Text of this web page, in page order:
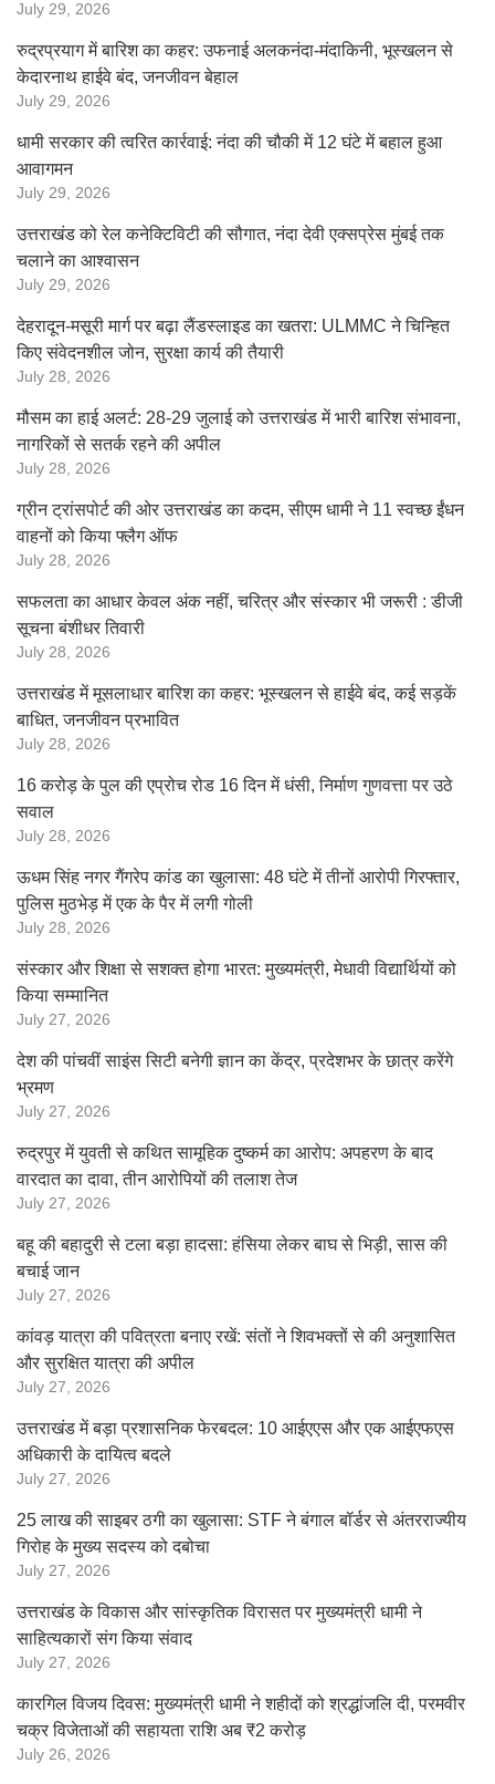
July 29, 2026
रुद्रप्रयाग में बारिश का कहर: उफनाई अलकनंदा-मंदाकिनी, भूस्खलन से
केदारनाथ हाईवे बंद, जनजीवन बेहाल
July 29, 2026
धामी सरकार की त्वरित कार्रवाई: नंदा की चौकी में 12 घंटे में बहाल हुआ
आवागमन
July 29, 2026
उत्तराखंड को रेल कनेक्टिविटी की सौगात, नंदा देवी एक्सप्रेस मुंबई तक
चलाने का आश्वासन
July 29, 2026
देहरादून-मसूरी मार्ग पर बढ़ा लैंडस्लाइड का खतरा: ULMMC ने चिन्हित
किए संवेदनशील जोन, सुरक्षा कार्य की तैयारी
July 28, 2026
मौसम का हाई अलर्ट: 28-29 जुलाई को उत्तराखंड में भारी बारिश संभावना,
नागरिकों से सतर्क रहने की अपील
July 28, 2026
ग्रीन ट्रांसपोर्ट की ओर उत्तराखंड का कदम, सीएम धामी ने 11 स्वच्छ ईंधन
वाहनों को किया फ्लैग ऑफ
July 28, 2026
सफलता का आधार केवल अंक नहीं, चरित्र और संस्कार भी जरूरी : डीजी
सूचना बंशीधर तिवारी
July 28, 2026
उत्तराखंड में मूसलाधार बारिश का कहर: भूस्खलन से हाईवे बंद, कई सड़कें
बाधित, जनजीवन प्रभावित
July 28, 2026
16 करोड़ के पुल की एप्रोच रोड 16 दिन में धंसी, निर्माण गुणवत्ता पर उठे
सवाल
July 28, 2026
ऊधम सिंह नगर गैंगरेप कांड का खुलासा: 48 घंटे में तीनों आरोपी गिरफ्तार,
पुलिस मुठभेड़ में एक के पैर में लगी गोली
July 28, 2026
संस्कार और शिक्षा से सशक्त होगा भारत: मुख्यमंत्री, मेधावी विद्यार्थियों को
किया सम्मानित
July 27, 2026
देश की पांचवीं साइंस सिटी बनेगी ज्ञान का केंद्र, प्रदेशभर के छात्र करेंगे
भ्रमण
July 27, 2026
रुद्रपुर में युवती से कथित सामूहिक दुष्कर्म का आरोप: अपहरण के बाद
वारदात का दावा, तीन आरोपियों की तलाश तेज
July 27, 2026
बहू की बहादुरी से टला बड़ा हादसा: हंसिया लेकर बाघ से भिड़ी, सास की
बचाई जान
July 27, 2026
कांवड़ यात्रा की पवित्रता बनाए रखें: संतों ने शिवभक्तों से की अनुशासित
और सुरक्षित यात्रा की अपील
July 27, 2026
उत्तराखंड में बड़ा प्रशासनिक फेरबदल: 10 आईएएस और एक आईएफएस
अधिकारी के दायित्व बदले
July 27, 2026
25 लाख की साइबर ठगी का खुलासा: STF ने बंगाल बॉर्डर से अंतरराज्यीय
गिरोह के मुख्य सदस्य को दबोचा
July 27, 2026
उत्तराखंड के विकास और सांस्कृतिक विरासत पर मुख्यमंत्री धामी ने
साहित्यकारों संग किया संवाद
July 27, 2026
कारगिल विजय दिवस: मुख्यमंत्री धामी ने शहीदों को श्रद्धांजलि दी, परमवीर
चक्र विजेताओं की सहायता राशि अब ₹2 करोड़
July 26, 2026